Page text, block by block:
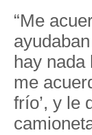
“Me
hay
me
frío’, y le